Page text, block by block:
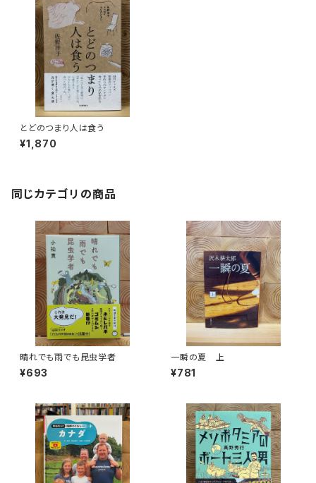
とどのつまり人は食う
¥1,870
同じカテゴリの商品
晴れでも雨でも昆虫学者
¥693
一瞬の夏 上
¥781